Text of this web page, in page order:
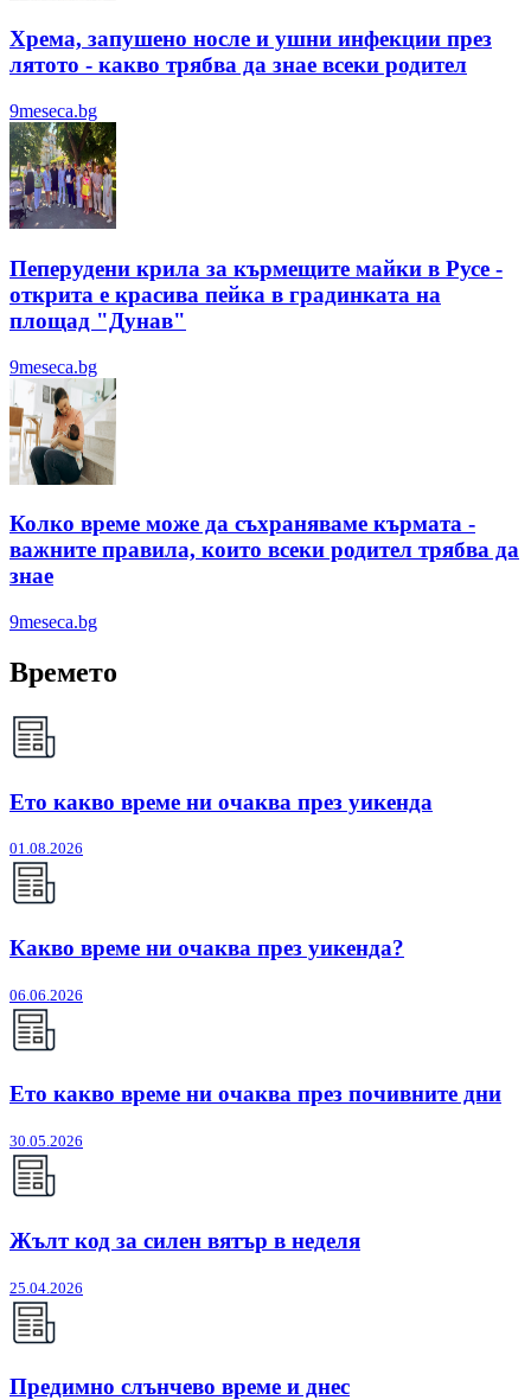
Хрема, запушено носле и ушни инфекции през
лятотo - какво трябва да знае всеки родител
9meseca.bg
Пеперудени крила за кърмещите майки в Русе -
открита е красива пейка в градинката на
площад "Дунав"
9meseca.bg
Колко време може да съхраняваме кърмата -
важните правила, които всеки родител трябва да
знае
9meseca.bg
Времето
Ето какво време ни очаква през уикенда
01.08.2026
Какво време ни очаква през уикенда?
06.06.2026
Ето какво време ни очаква през почивните дни
30.05.2026
Жълт код за силен вятър в неделя
25.04.2026
Предимно слънчево време и днес